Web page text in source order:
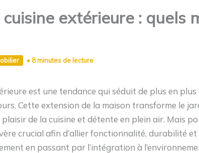
extérieure : quels
• 8 minutes de lecture
est une tendance qui séduit de plus en
Cette extension de la maison transforme le
de la cuisine et détente en plein air. Mais
crucial afin d’allier fonctionnalité, durabilité
en passant par l’intégration à